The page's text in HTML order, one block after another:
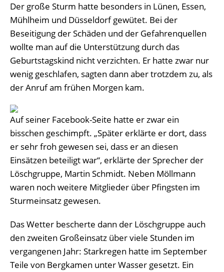
Der große Sturm hatte besonders in Lünen, Essen,
Mühlheim und Düsseldorf gewütet. Bei der
Beseitigung der Schäden und der Gefahrenquellen
wollte man auf die Unterstützung durch das
Geburtstagskind nicht verzichten. Er hatte zwar nur
wenig geschlafen, sagten dann aber trotzdem zu, als
der Anruf am frühen Morgen kam.
Auf seiner Facebook-Seite hatte er zwar ein
bisschen geschimpft. „Später erklärte er dort, dass
er sehr froh gewesen sei, dass er an diesen
Einsätzen beteiligt war“, erklärte der Sprecher der
Löschgruppe, Martin Schmidt. Neben Möllmann
waren noch weitere Mitglieder über Pfingsten im
Sturmeinsatz gewesen.
Das Wetter bescherte dann der Löschgruppe auch
den zweiten Großeinsatz über viele Stunden im
vergangenen Jahr: Starkregen hatte im September
Teile von Bergkamen unter Wasser gesetzt. Ein